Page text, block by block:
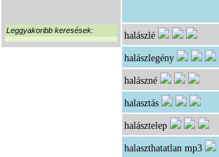
Leggyakoribb keresések: halászlé
halászlegény
halászné
halasztás
halásztelep
halaszthatatlan mp3